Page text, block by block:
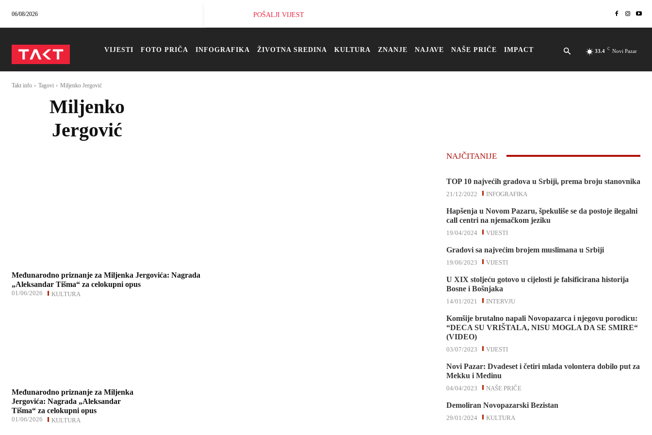
06/08/2026 POŠALJI VIJEST
VIJESTI FOTO PRIČA INFOGRAFIKA ŽIVOTNA SREDINA KULTURA ZNANJE NAJAVE NAŠE PRIČE IMPACT 33.4 C Novi Pazar
Takt info Tagovi Miljenko Jergović
Miljenko
Jergović
Međunarodno priznanje za Miljenka Jergovića: Nagrada
„Aleksandar Tišma“ za celokupni opus
KULTURA
01/06/2026
Međunarodno priznanje za Miljenka
Jergovića: Nagrada „Aleksandar
Tišma“ za celokupni opus
KULTURA
01/06/2026
NAJČITANIJE
TOP 10 najvećih gradova u Srbiji, prema broju stanovnika
INFOGRAFIKA
21/12/2022
Hapšenja u Novom Pazaru, špekuliše se da postoje ilegalni
call centri na njemačkom jeziku
VIJESTI
19/04/2024
Gradovi sa najvećim brojem muslimana u Srbiji
VIJESTI
19/06/2023
U XIX stoljeću gotovo u cijelosti je falsificirana historija
Bosne i Bošnjaka
INTERVJU
14/01/2021
Komšije brutalno napali Novopazarca i njegovu porodicu:
“DECA SU VRIŠTALA, NISU MOGLA DA SE SMIRE“
(VIDEO)
VIJESTI
03/07/2023
Novi Pazar: Dvadeset i četiri mlada volontera dobilo put za
Mekku i Medinu
NAŠE PRIČE
04/04/2023
Demoliran Novopazarski Bezistan
KULTURA
29/01/2024